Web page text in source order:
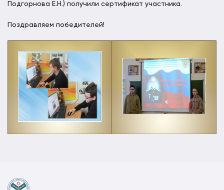
Подгорнова Е.Н.) получили сертификат участника.
Поздравляем победителей!